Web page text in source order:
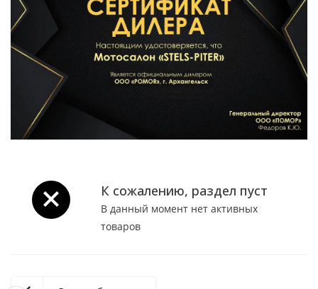
К сожалению, раздел пуст
В данный момент нет активных
товаров